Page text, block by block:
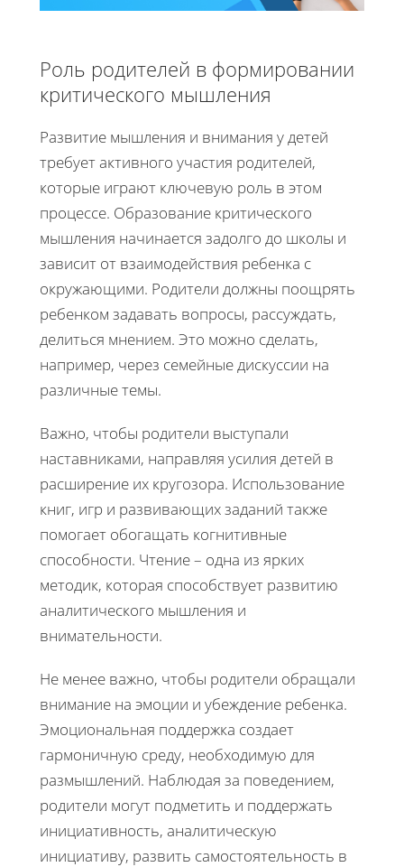
Роль родителей в формировании
критического мышления
Развитие мышления и внимания у детей
требует активного участия родителей,
которые играют ключевую роль в этом
процессе. Образование критического
мышления начинается задолго до школы и
зависит от взаимодействия ребенка с
окружающими. Родители должны поощрять
ребенком задавать вопросы, рассуждать,
делиться мнением. Это можно сделать,
например, через семейные дискуссии на
различные темы.
Важно, чтобы родители выступали
наставниками, направляя усилия детей в
расширение их кругозора. Использование
книг, игр и развивающих заданий также
помогает обогащать когнитивные
способности. Чтение – одна из ярких
методик, которая способствует развитию
аналитического мышления и
внимательности.
Не менее важно, чтобы родители обращали
внимание на эмоции и убеждение ребенка.
Эмоциональная поддержка создает
гармоничную среду, необходимую для
размышлений. Наблюдая за поведением,
родители могут подметить и поддержать
инициативность, аналитическую
инициативу, развить самостоятельность в